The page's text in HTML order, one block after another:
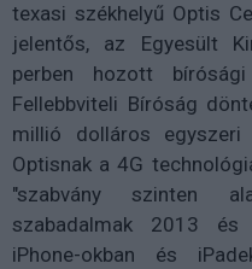
texasi székhelyű Optis
jelentős, az Egyesült
perben hozott
Fellebbviteli Bíróság
millió dolláros
Optisnak a 4G
"szabvány szinten
szabadalmak 2013
iPhone-okban és